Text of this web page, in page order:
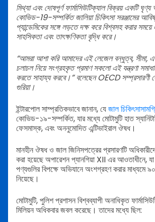
মিথ্যা এবং দোষপূর্ণ ফার্মাসিউটিক্যাল বিক্রয় একটি
কোভিড-19-সম্পর্কিত জালিয়া চিকিৎসা সরঞ্জামের
প্যান্ডেমিকের সঙ্গে লড়তে দক্ষ করে বিশ্বসহ করার
সাহসিকতা এবং তাৎক্ষণিকতা বৃদ্ধি করে।
“আমরা আশা করি আমাদের এই লেজেল বন্ধুত্ব, সীমা,
চলাচল নিয়ে সংগ্রহকৃত প্রমাণ সকলো এই যন্ত্রণা
করতে সাহায্য করবে।” বলেছেন OECD সম্প্রসারণী
গুরিয়া।
ইন্টারপোল সাম্প্রতিকভাবে জানান, যেজাল
কোভিড-১৯-সম্পর্কিত, যার মধ্যে মোটামুটি হাত
ফেসমাস্ক, এবং অননুমোদিত এন্টিভাইরাল ঔষধ।
মানহীন ঔষধ ও জাল জিনিসপত্রের প্রসারণটি
করা হয়েছে অপারেশন প্যানগিয়া XII এর আওতাধীনে,
পণ্যগুলির বিপক্ষে অভিযানে অংশগ্রহণ করার মাধ্যমে
নিয়েছে।
মোটামুটি, পুলিশ প্রশাসন বিশ্বব্যাপী অনাধিকৃত
মিলিয়ন অধিকবার জবল করেছে। তাদের মধ্যে ছিল: